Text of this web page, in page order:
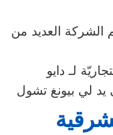
الشركة العديد من